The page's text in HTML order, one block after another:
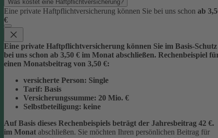
Was kostet eine Haftpflichtversicherung?
Eine private Haftpflichtversicherung können Sie bei uns schon ab
€
Eine private Haftpflichtversicherung können Sie im Basis-Schutz
bei uns schon ab 3,50 € im Monat abschließen. Rechenbeispiel
einen Monatsbeitrag von 3,50 €:
versicherte Person: Single
Tarif: Basis
Versicherungssumme: 20 Mio. €
Selbstbeteiligung: keine
Auf Basis dieses Rechenbeispiels beträgt der Jahresbeitrag 42 €.
im Monat abschließen. Sie möchten Ihren persönlichen Beitrag für